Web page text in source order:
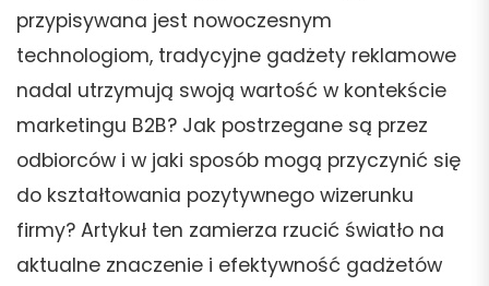
przypisywana jest nowoczesnym
technologiom, tradycyjne gadżety reklamowe
nadal utrzymują swoją wartość w kontekście
marketingu B2B? Jak postrzegane są przez
odbiorców i w jaki sposób mogą przyczynić się
do kształtowania pozytywnego wizerunku
firmy? Artykuł ten zamierza rzucić światło na
aktualne znaczenie i efektywność gadżetów